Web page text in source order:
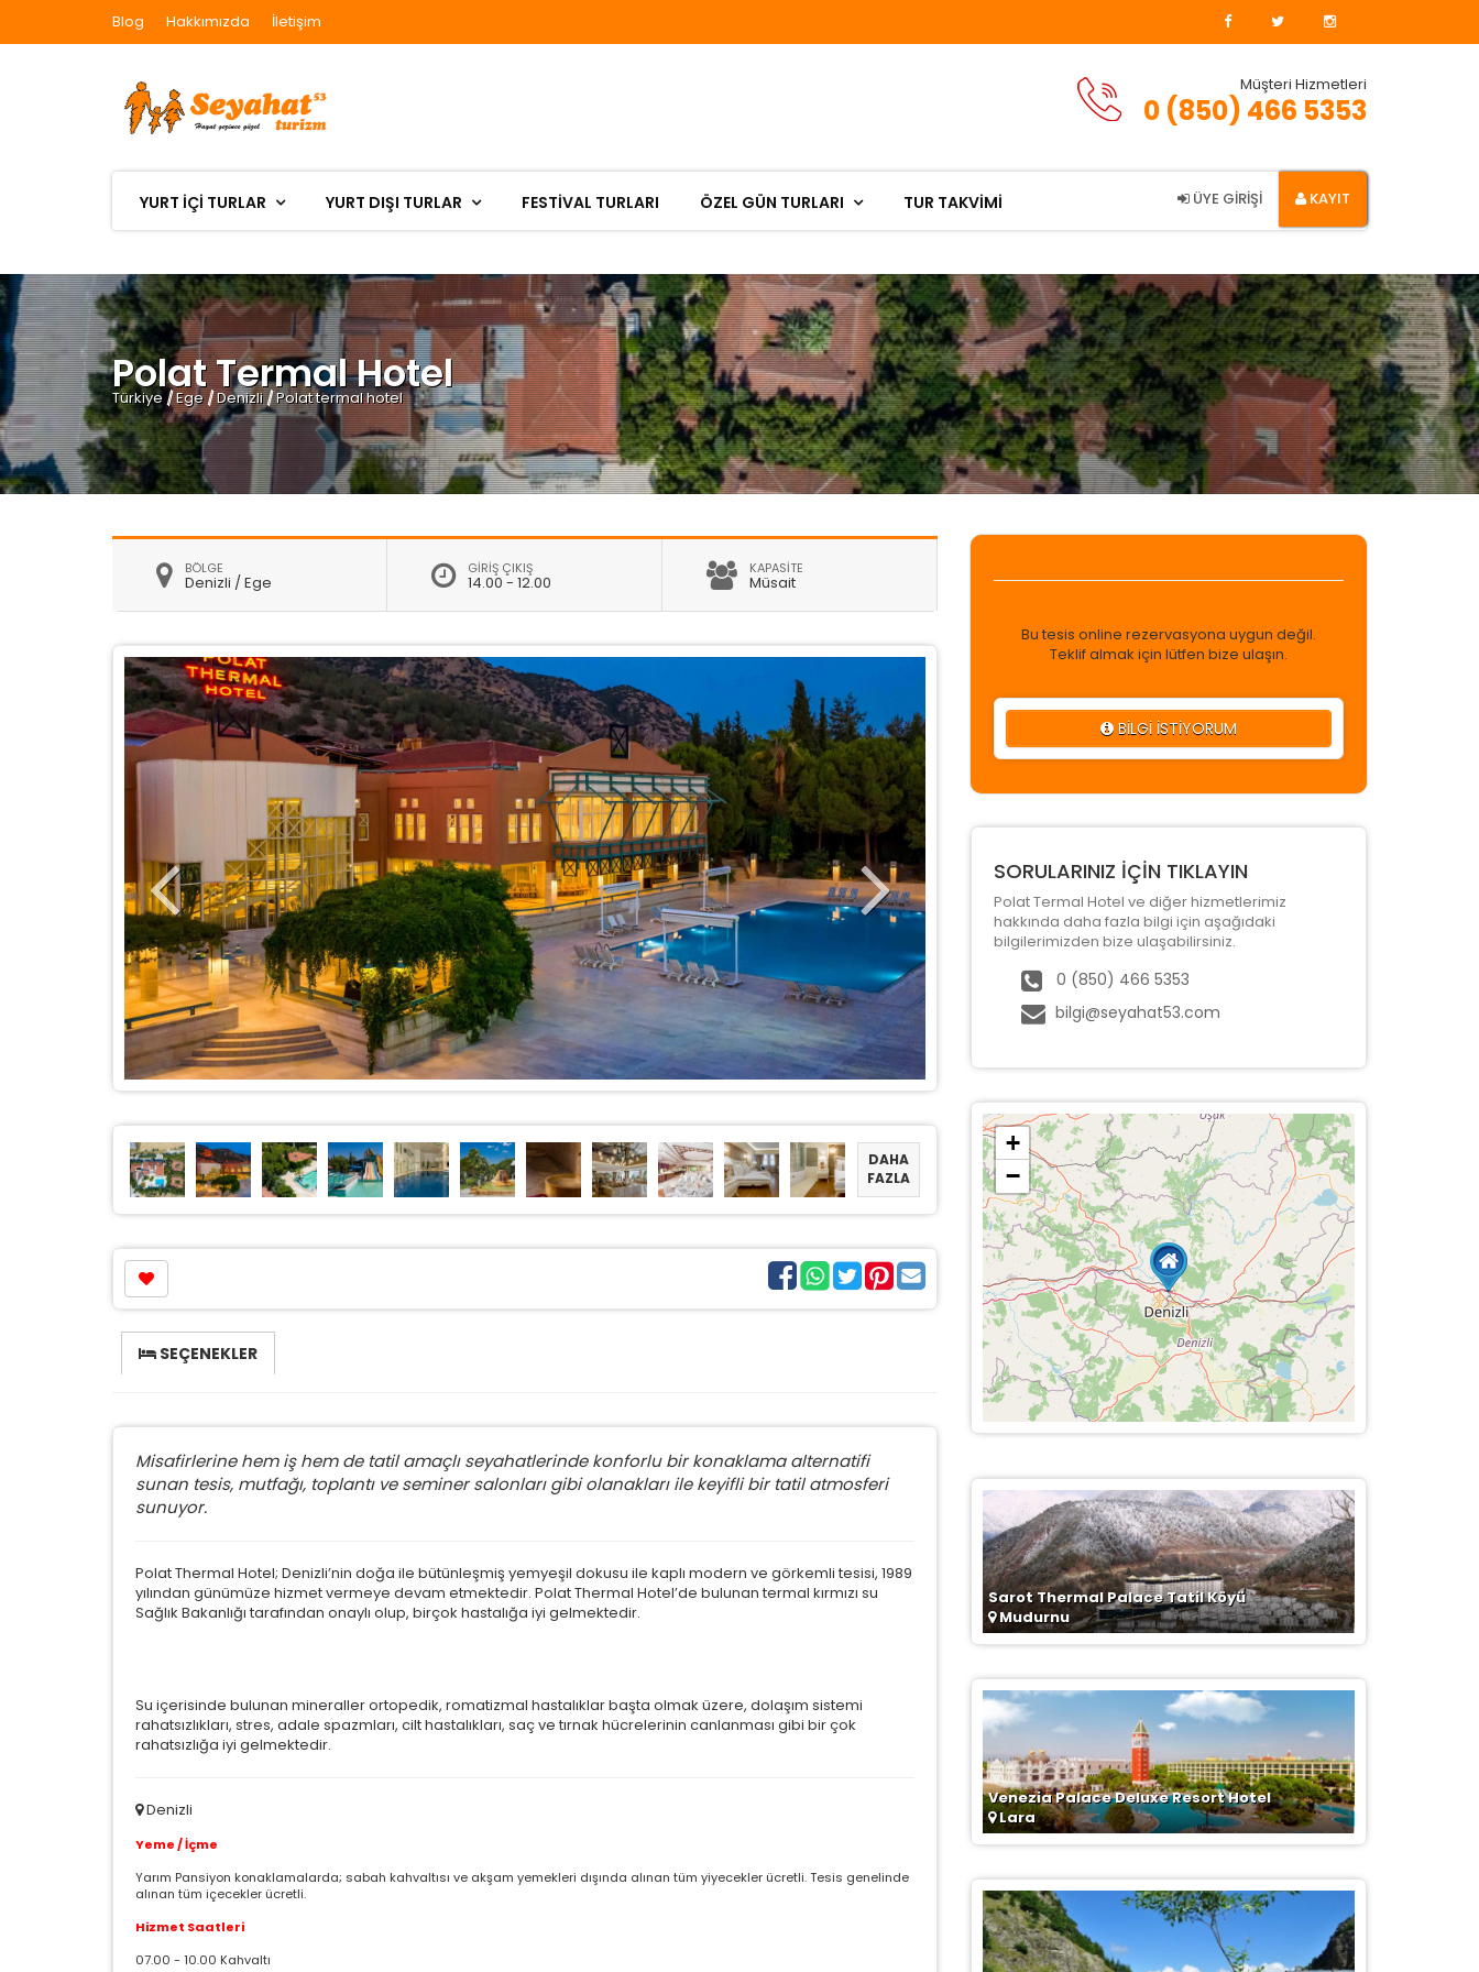
Blog Hakkımızda İletişim
Müşteri Hizmetleri
0 (850) 466 5353
YURT İÇİ TURLAR YURT DIŞI TURLAR FESTIVAL TURLARI ÖZEL GÜN TURLARI TUR TAKVİMİ ÜYE GİRİŞİ KAYIT
Çerez tercihlerinizibelirleyin.
tarayıcınızda depolayabilir, bunları yurt içi ve yurt dışındaki hizmet sağlayıcılarla
Polat Termal Hotel
Türkiye /Ege/Denizli/Polat termal hotel
BÖLGE
Denizli / Ege
GİRİŞ ÇIKIŞ
14.00 - 12.00
KAPASİTE
Müsait
DAHA
FAZLA
SEÇENEKLER
Misafirlerine hem iş hem de tatil amaçlı seyahatlerinde konforlu bir konaklama alternatifi
sunan tesis, mutfağı, toplantı ve seminer salonları gibi olanakları ile keyifli bir tatil atmosferi
sunuyor.
Polat Thermal Hotel; Denizli’nin doğa ile bütünleşmiş yemyeşil dokusu ile kaplı modern ve görkemli tesisi, 1989
yılından günümüze hizmet vermeye devam etmektedir. Polat Thermal Hotel’de bulunan termal kırmızı su
Sağlık Bakanlığı tarafından onaylı olup, birçok hastalığa iyi gelmektedir.
Su içerisinde bulunan mineraller ortopedik, romatizmal hastalıklar başta olmak üzere, dolaşım sistemi
rahatsızlıkları, stres, adale spazmları, cilt hastalıkları, saç ve tırnak hücrelerinin canlanması gibi bir çok
rahatsızlığa iyi gelmektedir.
Denizli
Yeme / İçme
Yarım Pansiyon konaklamalarda; sabah kahvaltısı ve akşam yemekleri dışında alınan tüm yiyecekler ücretli. Tesis genelinde
alınan tüm içecekler ücretli.
Hizmet Saatleri
07.00 - 10.00 Kahvaltı
Bu tesis online rezervasyona uygun değil.
Teklif almak için lütfen bize ulaşın.
BİLGİ İSTİYORUM
SORULARINIZ İÇİN TIKLAYIN
Polat Termal Hotel ve diğer hizmetlerimiz
hakkında daha fazla bilgi için aşağıdaki
bilgilerimizden bize ulaşabilirsiniz.
0 (850) 466 5353
bilgi@seyahat53.com
+
−
Sarot Thermal Palace Tatil Köyü
Mudurnu
Venezia Palace Deluxe Resort Hotel
Lara